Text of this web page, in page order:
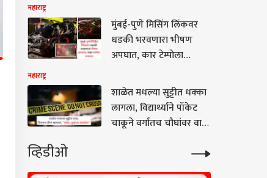
पोलिसांसमोर आरोपीचा माज
कायम
महाराष्ट्र
मुंबई-पुणे मिसिंग लिंकवर
धडकी भरवणारा भीषण
अपघात, कार टेम्पोला
भयंकर VIDEO
महाराष्ट्र
शाळेत मधल्या सुट्टीत धक्का
लागला, विद्यार्थ्याने पॉकेट
चाकूने वर्गातच चौघांवर वार
धक्कादायक घटना
व्हिडीओ